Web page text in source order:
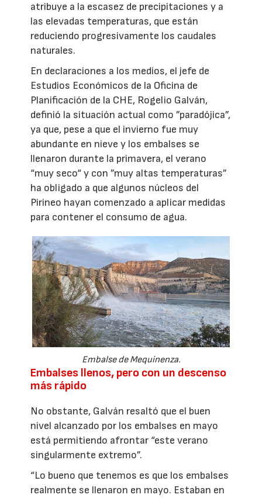
atribuye a la escasez de precipitaciones y a
las elevadas temperaturas, que están
reduciendo progresivamente los caudales
naturales.
En declaraciones a los medios, el jefe de
Estudios Económicos de la Oficina de
Planificación de la CHE, Rogelio Galván,
definió la situación actual como ”paradójica”,
ya que, pese a que el invierno fue muy
abundante en nieve y los embalses se
llenaron durante la primavera, el verano
“muy seco“ y con ”muy altas temperaturas”
ha obligado a que algunos núcleos del
Pirineo hayan comenzado a aplicar medidas
para contener el consumo de agua.
Embalse de Mequinenza.
Embalses llenos, pero con un descenso
más rápido
No obstante, Galván resaltó que el buen
nivel alcanzado por los embalses en mayo
está permitiendo afrontar “este verano
singularmente extremo”.
“Lo bueno que tenemos es que los embalses
realmente se llenaron en mayo. Estaban en